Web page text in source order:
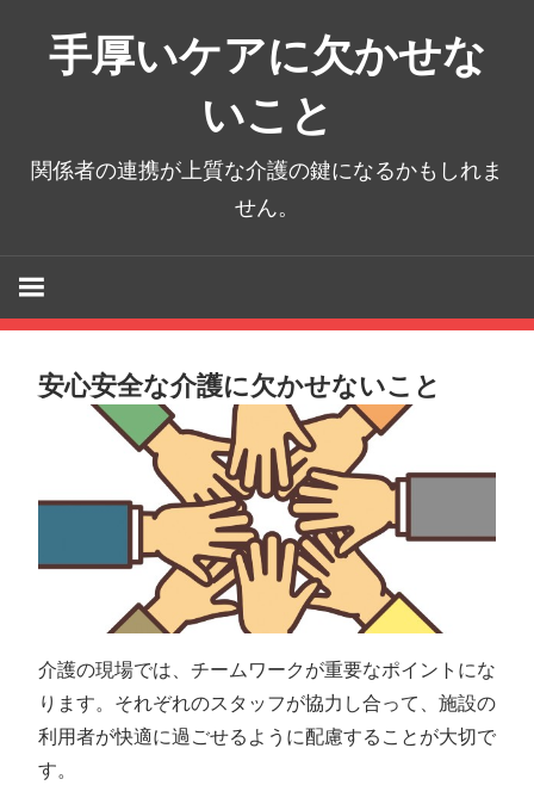
プ
手厚いケアに欠かせな
いこと
関係者の連携が上質な介護の鍵になるかもしれま
せん。
安心安全な介護に欠かせないこと
介護の現場では、チームワークが重要なポイントにな
ります。それぞれのスタッフが協力し合って、施設の
利用者が快適に過ごせるように配慮することが大切で
す。